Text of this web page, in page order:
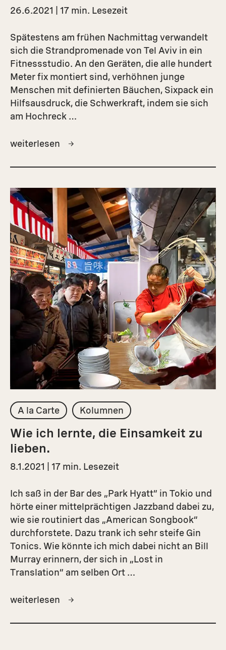
26.6.2021 | 17 min. Lesezeit
Spätestens am frühen Nachmittag verwandelt
sich die Strandpromenade von Tel Aviv in ein
Fitnessstudio. An den Geräten, die alle hundert
Meter fix montiert sind, verhöhnen junge
Menschen mit definierten Bäuchen, Sixpack ein
Hilfsausdruck, die Schwerkraft, indem sie sich
am Hochreck …
weiterlesen
A la Carte Kolumnen
Wie ich lernte, die Einsamkeit zu
lieben.
8.1.2021 | 17 min. Lesezeit
Ich saß in der Bar des „Park Hyatt“ in Tokio und
hörte einer mittelprächtigen Jazzband dabei zu,
wie sie routiniert das „American Songbook“
durchforstete. Dazu trank ich sehr steife Gin
Tonics. Wie könnte ich mich dabei nicht an Bill
Murray erinnern, der sich in „Lost in
Translation“ am selben Ort …
weiterlesen